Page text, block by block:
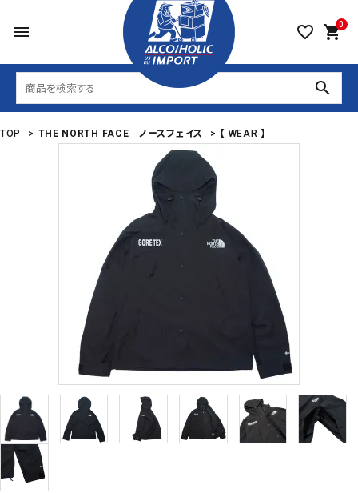
menu favorite_border 0
shopping_cart
search
TOP > THE NORTH FACE ノースフェイス > 【 WEAR 】